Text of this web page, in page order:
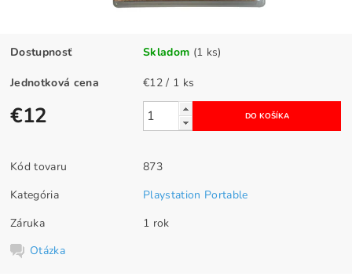
Dostupnosť Skladom (1 ks)
Jednotková cena €12 / 1 ks
€12
Kód tovaru
873
Kategória
Playstation Portable
Záruka
1 rok
Otázka